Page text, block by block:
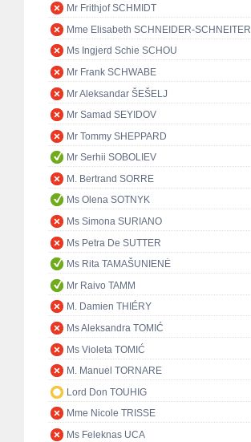
Mr Frithjof SCHMIDT
Mme Elisabeth SCHNEIDER-SCHNEITER
Ms Ingjerd Schie SCHOU
Mr Frank SCHWABE
Mr Aleksandar ŠEŠELJ
Mr Samad SEYIDOV
Mr Tommy SHEPPARD
Mr Serhii SOBOLIEV
M. Bertrand SORRE
Ms Olena SOTNYK
Ms Simona SURIANO
Ms Petra De SUTTER
Ms Rita TAMAŠUNIENĖ
Mr Raivo TAMM
M. Damien THIÉRY
Ms Aleksandra TOMIĆ
Ms Violeta TOMIĆ
M. Manuel TORNARE
Lord Don TOUHIG
Mme Nicole TRISSE
Ms Feleknas UCA